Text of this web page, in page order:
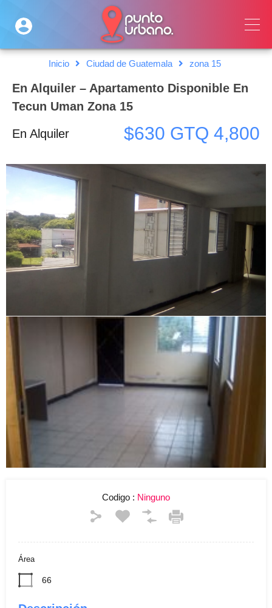
Inicio Ciudad de Guatemala zona 15
En Alquiler – Apartamento Disponible En
Tecun Uman Zona 15
En Alquiler $630 GTQ 4,800
Codigo : Ninguno
Área
66